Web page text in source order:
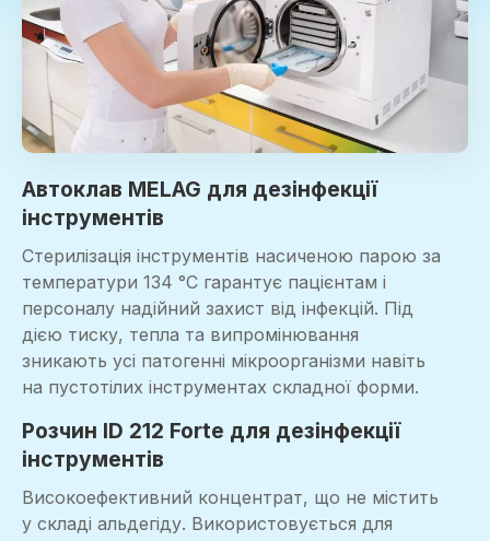
Автоклав MELAG для дезінфекції
інструментів
Стерилізація інструментів насиченою парою за
температури 134 °C гарантує пацієнтам і
персоналу надійний захист від інфекцій. Під
дією тиску, тепла та випромінювання
зникають усі патогенні мікроорганізми навіть
на пустотілих інструментах складної форми.
Розчин ID 212 Forte для дезінфекції
інструментів
Високоефективний концентрат, що не містить
у складі альдегіду. Використовується для